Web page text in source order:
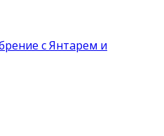
с Янтарем и